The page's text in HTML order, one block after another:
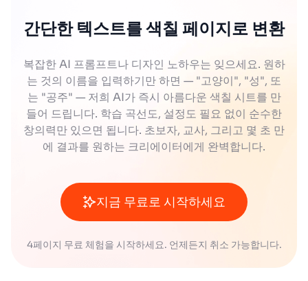
이 됩니다. 평소에 쓰던 도구 외에 새로운 재료까지 활
용해 보면 새로운 표현도 발견할 수 있습니다.
있습니다.
남녀노인은 감사합니다 색칠공부로 만든 미니 카드
세트를 만들어서 색깔별로 분류하는 맞추기 놀이를
할 수 있습니다. 간단한 분류 놀이부터, 색깔을 테마로
한 스토리 만들기 활동으로도 발전할 수 있습니다.
색칠된 그림을 바탕으로 주사위 색깔 게임을 만들 수
있습니다. 주사위 색과 일치하는 부위를 색칠하는 규
칙으로 혼자서도 즐길 수 있고, 여러 명이 경쟁하는 게
임으로도 변형 가능합니다.
간단한 텍스트를 색칠 페이지로 변환
복잡한 AI 프롬프트나 디자인 노하우는 잊으세요. 원하
는 것의 이름을 입력하기만 하면 — "고양이", "성", 또
는 "공주" — 저희 AI가 즉시 아름다운 색칠 시트를 만
들어 드립니다. 학습 곡선도, 설정도 필요 없이 순수한
창의력만 있으면 됩니다. 초보자, 교사, 그리고 몇 초 만
에 결과를 원하는 크리에이터에게 완벽합니다.
지금 무료로 시작하세요
4페이지 무료 체험을 시작하세요. 언제든지 취소 가능합니다.